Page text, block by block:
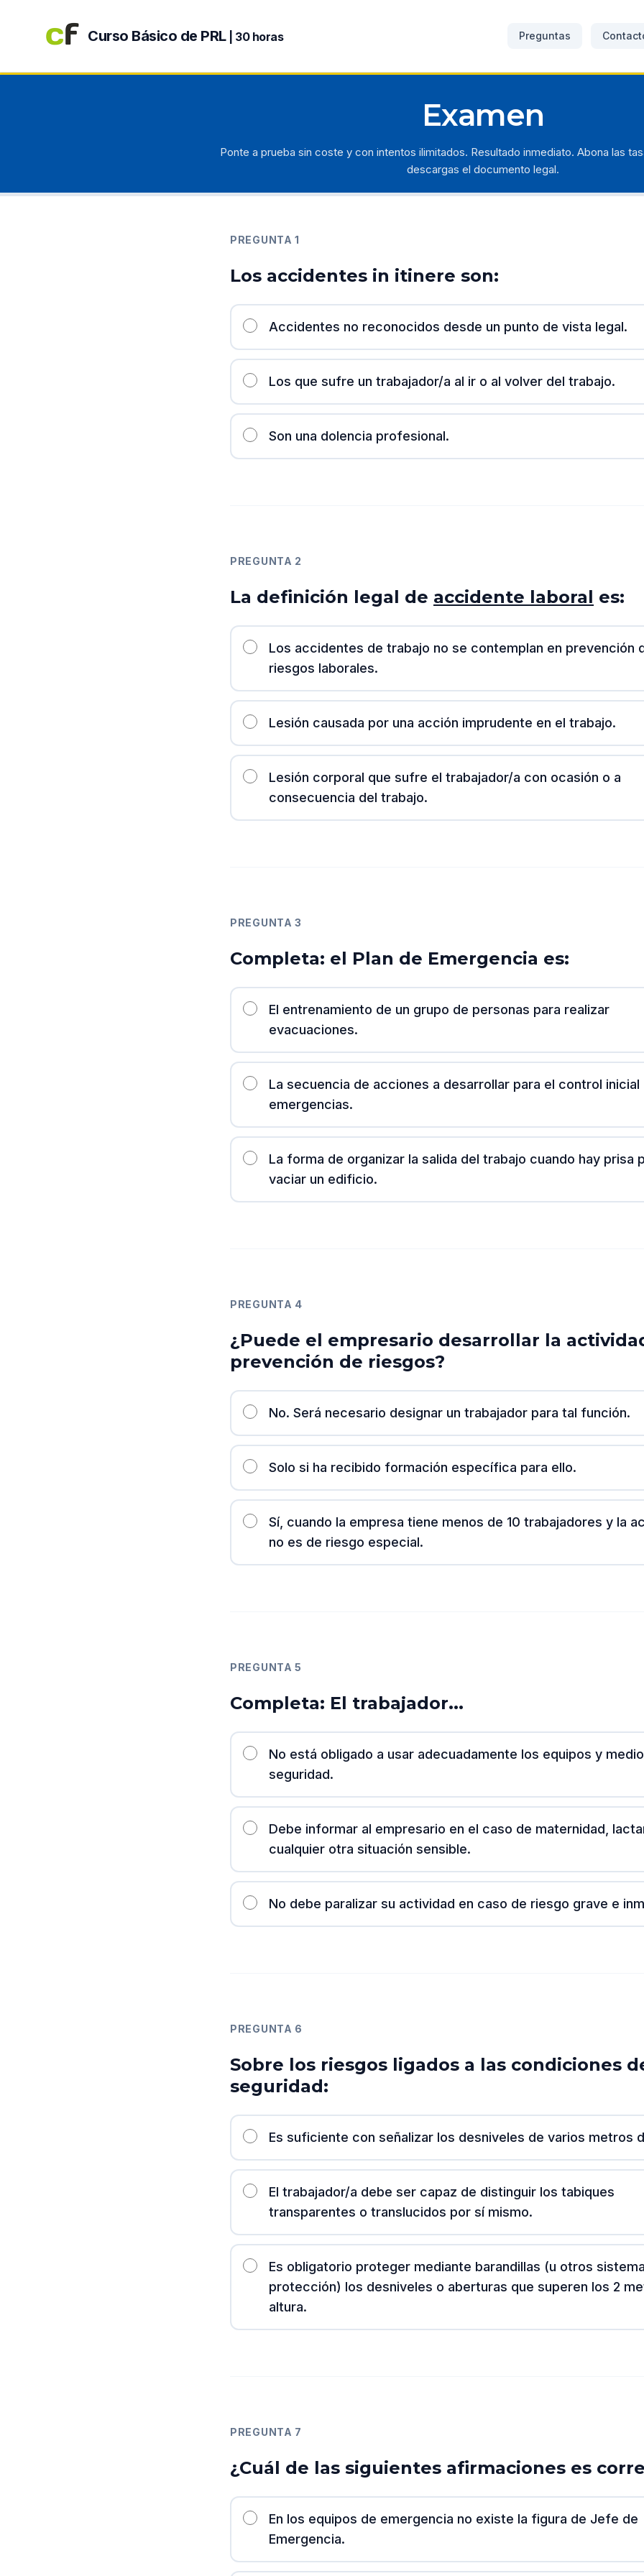
Curso Básico de PRL| 30 horas Preguntas
Examen
Ponte a prueba sin coste y con intentos ilimitados. Resultado inmediato. Abona las
descargas el documento legal.
PREGUNTA1
Los accidentes in itinere son:
Accidentes no reconocidos desde un punto de vista legal.
Los que sufre un trabajador/a al ir o al volver del trabajo.
Son una dolencia profesional.
PREGUNTA 2
La definición legal de accidente laboral es:
Los accidentes de trabajo no se contemplan en prevención
riesgos laborales.
Lesión causada por una acción imprudente en el trabajo.
Lesión corporal que sufre el trabajador/a con ocasión o a
consecuencia del trabajo.
PREGUNTA3
Completa: el Plan de Emergencia es:
El entrenamiento de un grupo de personas para realizar
evacuaciones.
La secuencia de acciones a desarrollar para el control inicial
emergencias.
La forma de organizar la salida del trabajo cuando hay prisa
vaciar un edificio.
PREGUNTA 4
¿Puede el empresario desarrollar la
prevención de riesgos?
No. Será necesario designar un trabajador para tal función.
Solo si ha recibido formación específica para ello.
Sí, cuando la empresa tiene menos de 10 trabajadores y la
no es de riesgo especial.
PREGUNTA5
Completa: El trabajador...
No está obligado a usar adecuadamente los equipos y
seguridad.
Debe informar al empresario en el caso de maternidad,
cualquier otra situación sensible.
No debe paralizar su actividad en caso de riesgo grave e
PREGUNTA 6
Sobre los riesgos ligados a las condiciones
seguridad:
Es suficiente con señalizar los desniveles de varios metros
El trabajador/a debe ser capaz de distinguir los tabiques
transparentes o translucidos por sí mismo.
Es obligatorio proteger mediante barandillas (u otros
protección) los desniveles o aberturas que superen los 2
altura.
PREGUNTA 7
¿Cuál de las siguientes afirmaciones es
En los equipos de emergencia no existe la figura de Jefe de
Emergencia.